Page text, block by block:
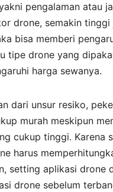
pengalaman atau
drone, semakin tinggi
bisa memberi
tipe drone yang
harga sewanya.
dari unsur resiko,
murah meskipun
cukup tinggi. Karena
harus
setting aplikasi drone
drone sebelum